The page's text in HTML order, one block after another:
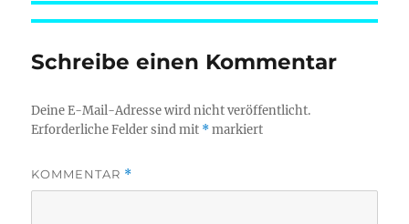
Schreibe einen Kommentar
Deine E-Mail-Adresse wird nicht veröffentlicht.
Erforderliche Felder sind mit *markiert
KOMMENTAR *